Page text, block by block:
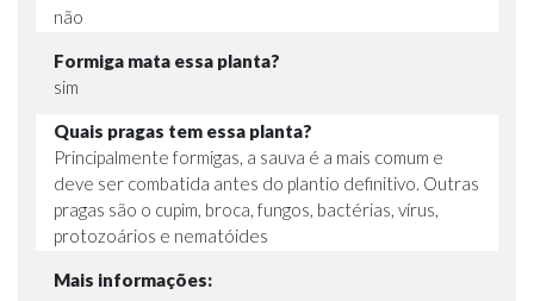
não
Formiga mata essa planta?
sim
Quais pragas tem essa planta?
Principalmente formigas, a sauva é a mais comum e
deve ser combatida antes do plantio definitivo. Outras
pragas são o cupim, broca, fungos, bactérias, vírus,
protozoários e nematóides
Mais informações: